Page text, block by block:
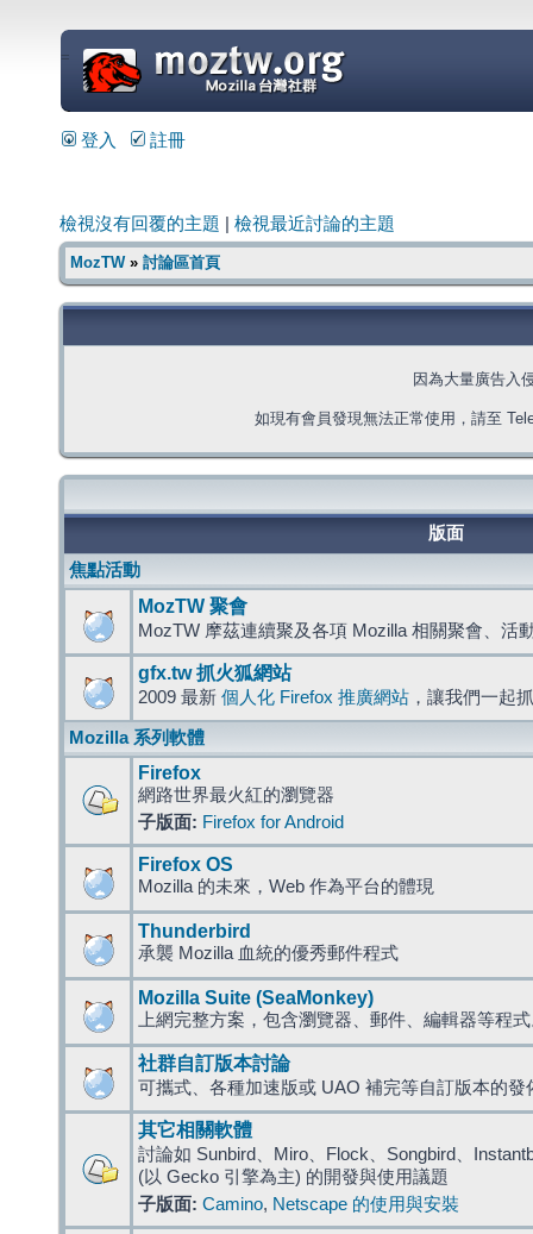
=
登入 註冊
檢視沒有回覆的主題 檢視最近討論的主題
MozTW» 討論區首頁
因為大量廣告入
如現有會員發現無法正常使用，請至
版面
焦點活動
MozTW 聚會
MozTW 摩茲連續聚及各項 Mozilla 相關聚會、活
gfx.tw 抓火狐網站
2009 最新 個人化 Firefox 推廣網站 ，讓我們一起
Mozilla 系列軟體
Firefox
網路世界最火紅的瀏覽器
子版面: Firefox for Android
Firefox OS
Mozilla 的未來，Web 作為平台的體現
Thunderbird
承襲 Mozilla 血統的優秀郵件程式
Mozilla Suite (SeaMonkey)
上網完整方案，包含瀏覽器、郵件、編輯器等程
社群自訂版本討論
可攜式、各種加速版或 UAO 補完等自訂版本的發
其它相關軟體
討論如 Sunbird、Miro、Flock、Songbird、
(以 Gecko 引擎為主) 的開發與使用議題
子版面: Camino, Netscape 的使用與安裝